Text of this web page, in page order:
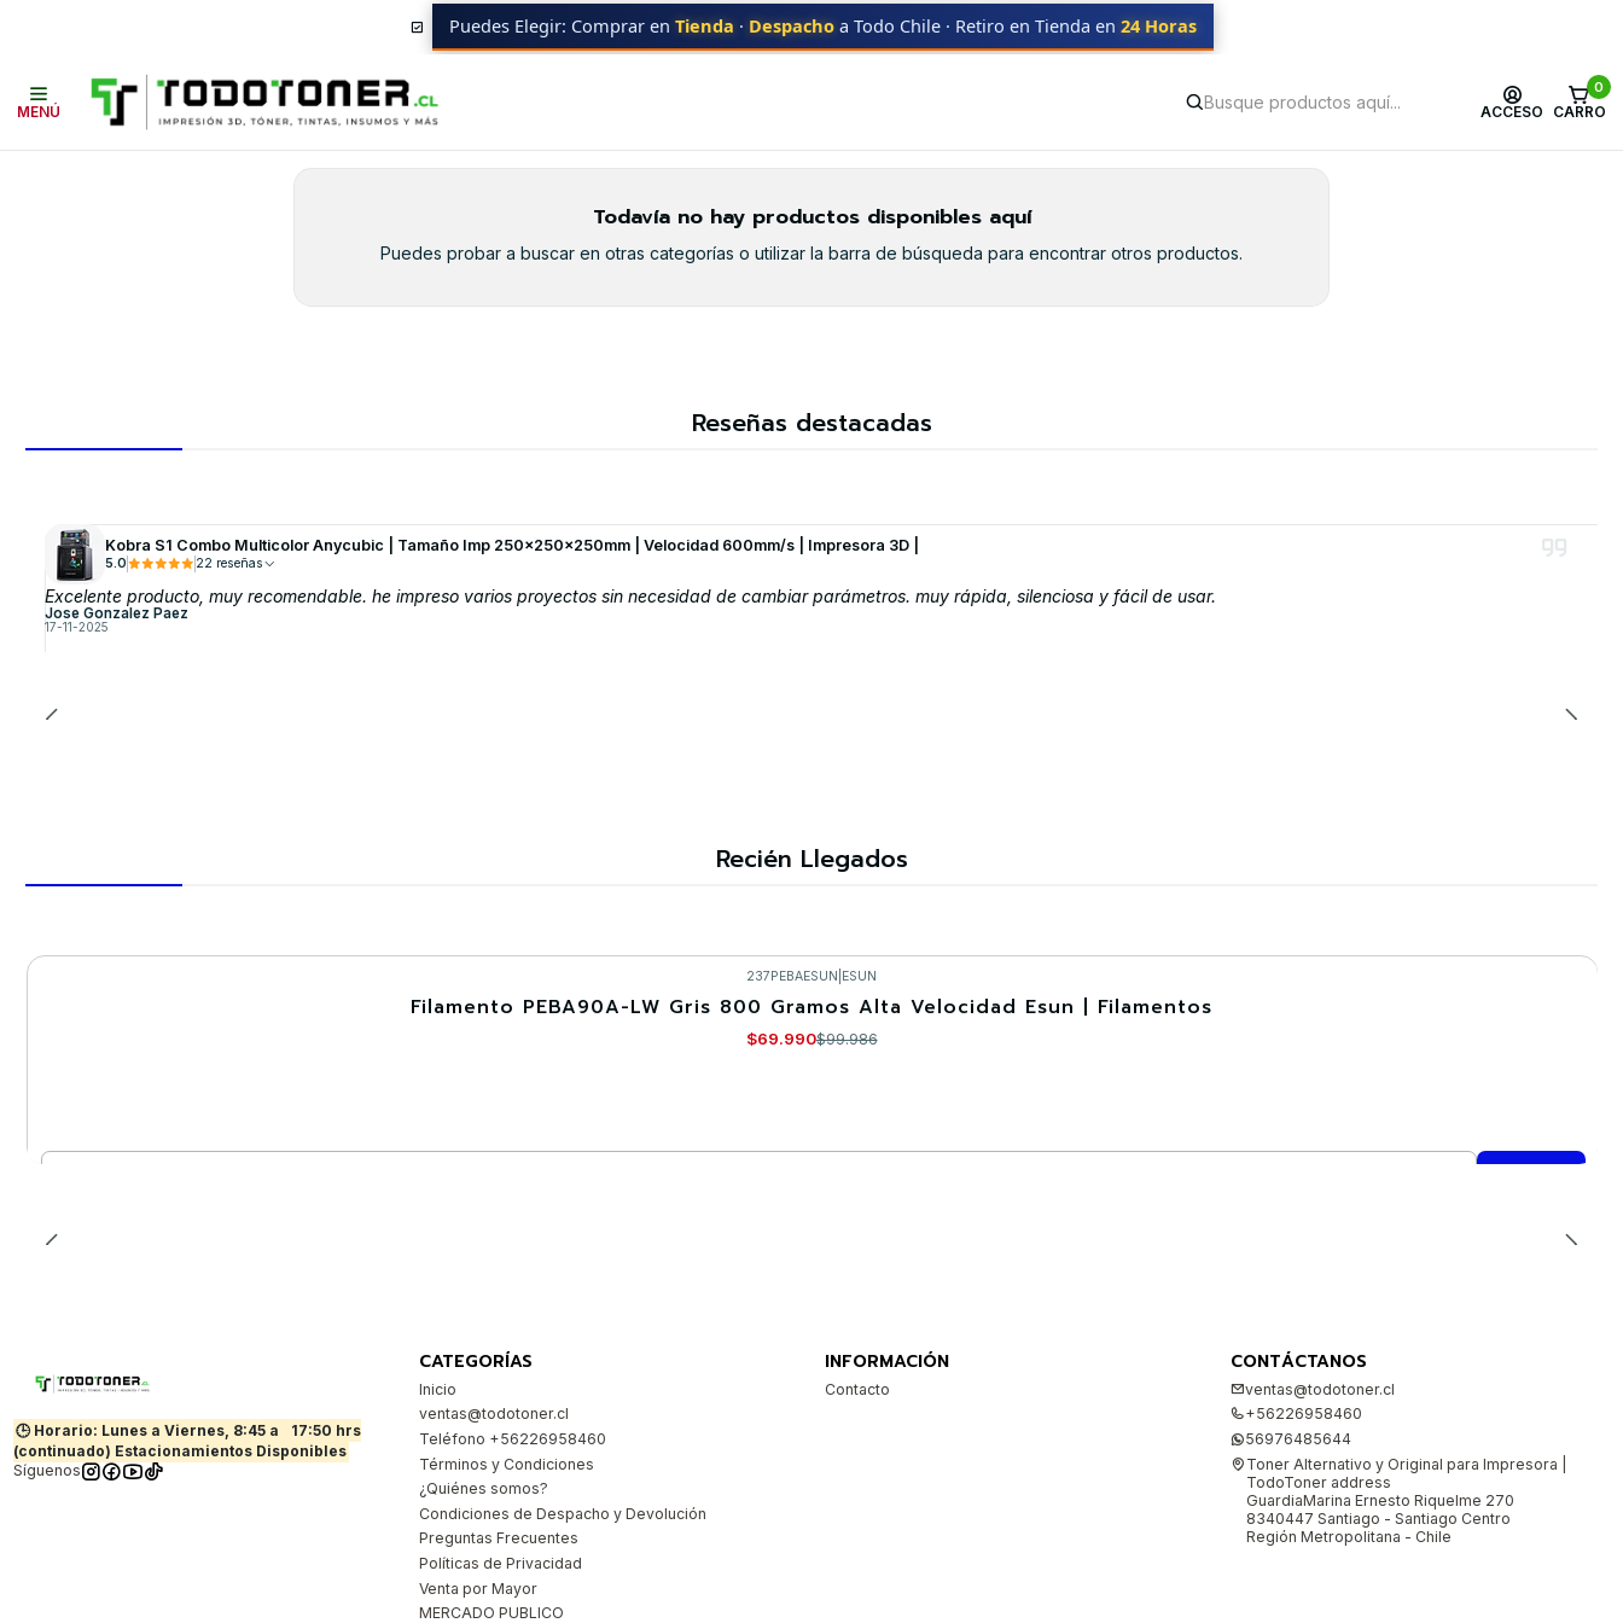
MENÚ ACCESO
0
CARRO
Puedes Elegir: Comprar en Tienda · Despacho a Todo Chile · Retiro en Tienda en 24 Horas
SAMSUNG Equipos SAMSUNG SCL-480
SCL-480
Todavía no hay productos disponibles aquí
Puedes probar a buscar en otras categorías o utilizar la barra de búsqueda para encontrar otros productos.
Reseñas destacadas
Kobra S1 Combo Multicolor Anycubic | Tamaño Imp 250x250x250mm | Velocidad 600mm/s | Impresora 3D |
5.0 22 reseñas
Excelente producto, muy recomendable. he impreso varios proyectos sin necesidad de cambiar parámetros. muy rápida, silenciosa y fácil de usar.
Jose Gonzalez Paez
17-11-2025
Recién Llegados
237PEBAESUN ESUN
Filamento PEBA90A-LW Gris 800 Gramos Alta Velocidad Esun | Filamentos
$69.990$99.986
🕒 Horario: Lunes a Viernes, 8:45 a
17:50 hrs
(continuado) Estacionamientos Disponibles
Síguenos
CATEGORÍAS
Inicio
ventas@todotoner.cl
Teléfono +56226958460
Términos y Condiciones
¿Quiénes somos?
Condiciones de Despacho y Devolución
Preguntas Frecuentes
Políticas de Privacidad
Venta por Mayor
MERCADO PUBLICO
INFORMACIÓN
Contacto
CONTÁCTANOS
ventas@todotoner.cl
+56226958460
56976485644
Toner Alternativo y Original para Impresora |
TodoToner address
GuardiaMarina Ernesto Riquelme 270
8340447 Santiago - Santiago Centro
Región Metropolitana - Chile